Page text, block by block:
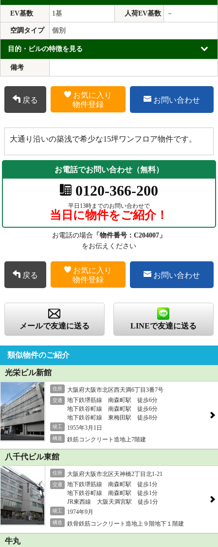
EV基数 1基 人荷EV基数 －
空調タイプ 個別
目的・ビルの特徴を見る
備考
戻る
お気に入り
物件登録
お問い合わせ
大通り沿いの築浅で希少な15坪ワンフロア物件です。
お電話でお問い合わせ（無料）
0120-366-200
平日13時までのお問い合わせで
当日に物件をご紹介！
お電話の場合 「物件番号：C204007」
をお伝えください
戻る
お気に入り
物件登録
お問い合わせ
メールで友達に送る LINEで友達に送る
類似物件のご紹介
光栄ビル新館
住所 大阪府大阪市北区西天満6丁目3番7号
交通
地下鉄堺筋線 南森町駅 徒歩6分
地下鉄谷町線 南森町駅 徒歩6分
地下鉄谷町線 東梅田駅 徒歩8分
竣工 1955年3月1日
構造 鉄筋コンクリート造地上7階建
八千代ビル東館
住所 大阪府大阪市北区天神橋2丁目北1-21
交通
地下鉄堺筋線 南森町駅 徒歩1分
地下鉄谷町線 南森町駅 徒歩1分
JR東西線 大阪天満宮駅 徒歩1分
竣工 1974年9月
構造 鉄骨鉄筋コンクリート造地上９階地下１階建
牛丸